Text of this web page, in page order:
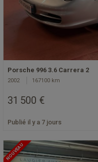
Porsche 996 3.6 Carrera 2
2002 167100 km
31 500 €
Publié il y a 7 jours
NOUVEAU